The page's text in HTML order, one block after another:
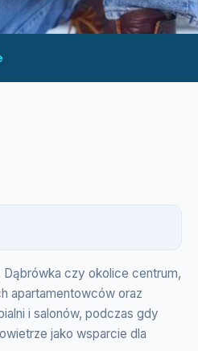
Dąbrówka czy okolice centrum,
apartamentowców oraz
i salonów, podczas gdy
jako wsparcie dla